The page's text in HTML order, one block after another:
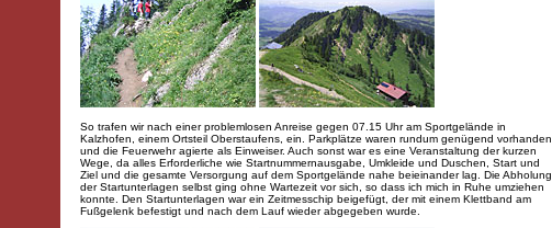
So trafen wir nach einer problemlosen Anreise gegen 07.15 Uhr am Sportgelände in
Kalzhofen, einem Ortsteil Oberstaufens, ein. Parkplätze waren rundum genügend vorhanden
und die Feuerwehr agierte als Einweiser. Auch sonst war es eine Veranstaltung der kurzen
Wege, da alles Erforderliche wie Startnummernausgabe, Umkleide und Duschen, Start und
Ziel und die gesamte Versorgung auf dem Sportgelände nahe beieinander lag. Die Abholung
der Startunterlagen selbst ging ohne Wartezeit vor sich, so dass ich mich in Ruhe umziehen
konnte. Den Startunterlagen war ein Zeitmesschip beigefügt, der mit einem Klettband am
Fußgelenk befestigt und nach dem Lauf wieder abgegeben wurde.